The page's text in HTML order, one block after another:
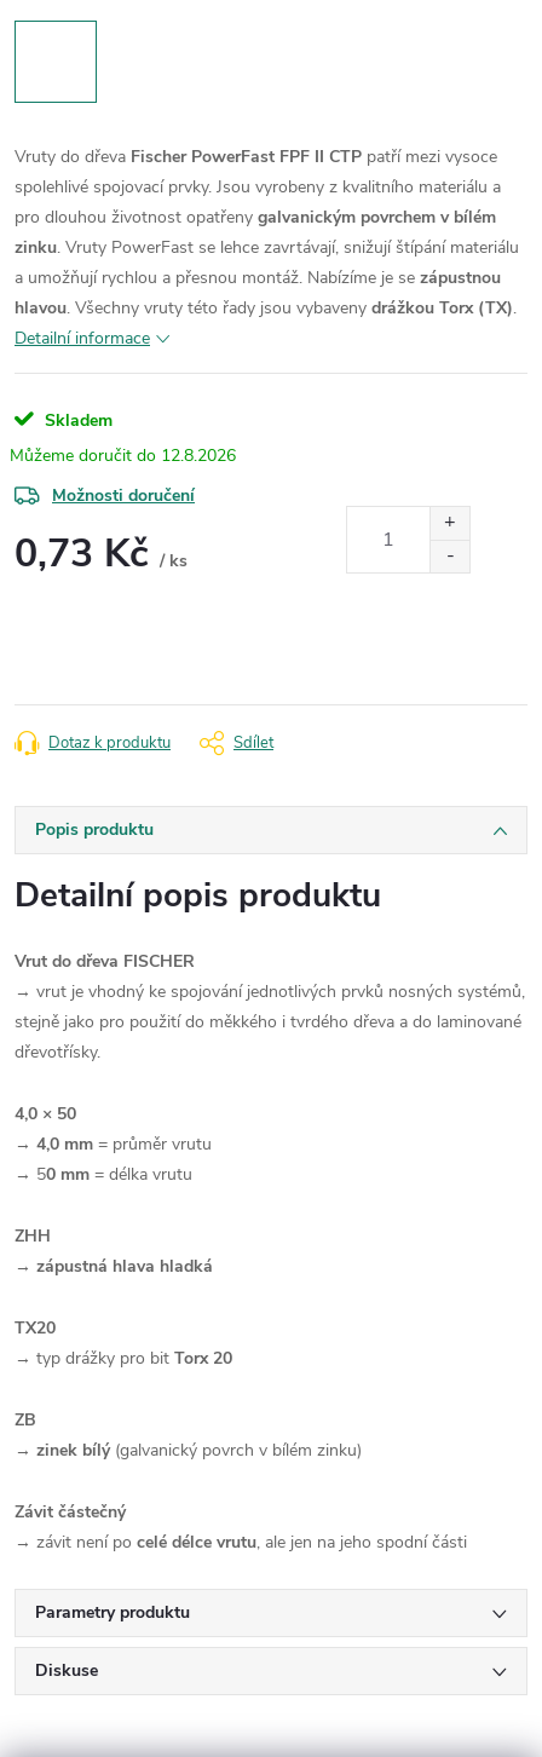
Vruty do dřeva Fischer PowerFast FPF II CTP patří mezi vysoce
spolehlivé spojovací prvky. Jsou vyrobeny z kvalitního materiálu a
pro dlouhou životnost opatřeny galvanickým povrchem v bílém
zinku. Vruty PowerFast se lehce zavrtávají, snižují štípání materiálu
a umožňují rychlou a přesnou montáž. Nabízíme je se zápustnou
hlavou. Všechny vruty této řady jsou vybaveny drážkou Torx (TX).
Detailní informace
Skladem
12.8.2026
Možnosti doručení
0,73 Kč / ks
Dotaz k produktu Sdílet
Popis produktu
Detailní popis produktu
Vrut do dřeva FISCHER
→ vrut je vhodný ke spojování jednotlivých prvků nosných systémů,
stejně jako pro použití do měkkého i tvrdého dřeva a do laminované
dřevotřísky.
4,0 × 50
→ 4,0 mm = průměr vrutu
→ 50 mm = délka vrutu
ZHH
→ zápustná hlava hladká
TX20
→ typ drážky pro bit Torx 20
ZB
→ zinek bílý (galvanický povrch v bílém zinku)
Závit částečný
→ závit není po celé délce vrutu, ale jen na jeho spodní části
Parametry produktu
Diskuse